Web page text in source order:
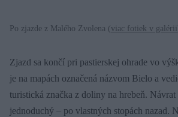
Po zjazde z Malého Zvolena (viac fotiek v galérii
Zjazd sa končí pri pastierskej ohrade vo
je na mapách označená názvom Bielo a
turistická značka z doliny na hrebeň.
jednoduchý – po vlastných stopách nazad.